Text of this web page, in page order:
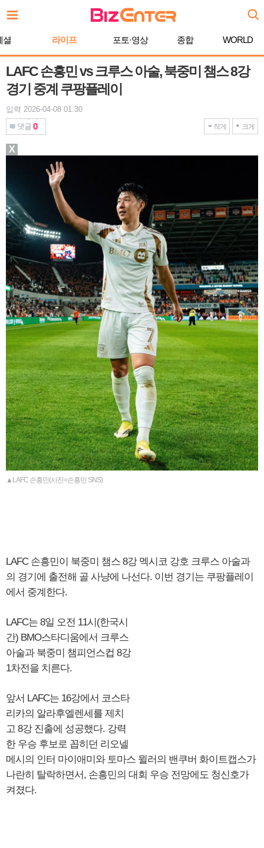
문
로셜 라이프 포토·영상 종합 WORLD
LAFC 손흥민 vs 크루스 아술, 북중미 챔스 8강
경기 중계 쿠팡플레이
입력 2026-04-08 01:30
댓글 0 작게 크게
▲LAFC 손흥민(사진=손흥민 SNS)
LAFC 손흥민이 북중미 챔스 8강 멕시코 강호 크루스 아술과
의 경기에 출전해 골 사냥에 나선다. 이번 경기는 쿠팡플레이
에서 중계한다.
LAFC는 8일 오전 11시(한국시
간) BMO스타디움에서 크루스
아술과 북중미 챔피언스컵 8강
1차전을 치른다.
앞서 LAFC는 16강에서 코스타
리카의 알라후엘렌세를 제치
고 8강 진출에 성공했다. 강력
한 우승 후보로 꼽히던 리오넬
메시의 인터 마이애미와 토마스 뮐러의 밴쿠버 화이트캡스가
나란히 탈락하면서, 손흥민의 대회 우승 전망에도 청신호가
켜졌다.
X